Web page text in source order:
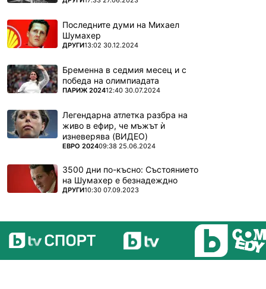
Последните думи на Михаел
Шумахер
ПОВЕЧЕ ОТ
ДРУГИ13:02 30.12.2024
Бременна в седмия месец и с
победа на олимпиадата
ПОВЕЧЕ ОТ
ПАРИЖ 202412:40 30.07.2024
Легендарна атлетка разбра на
живо в ефир, че мъжът ѝ
изневерява (ВИДЕО)
ПОВЕЧЕ ОТ
ЕВРО 202409:38 25.06.2024
3500 дни по-късно: Състоянието
на Шумахер е безнадеждно
ПОВЕЧЕ ОТ
ДРУГИ10:30 07.09.2023